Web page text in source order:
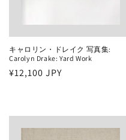
キャロリン・ドレイク 写真集:
Carolyn Drake: Yard Work
通
格
¥12,100 JPY